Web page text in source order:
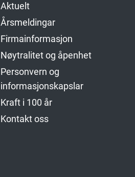
Aktuelt
Årsmeldingar
Firmainformasjon
Nøytralitet og åpenhet
Personvern og
informasjonskapslar
Kraft i 100 år
Kontakt oss